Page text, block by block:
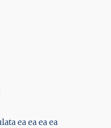
ea ea ea ea